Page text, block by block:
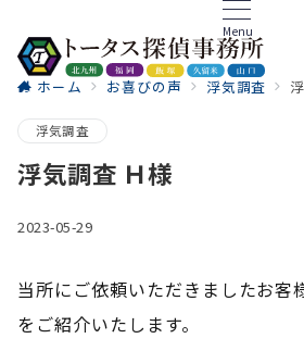
Menu
ホーム お喜びの声 浮気調査
浮気調査
浮気調査 Ｈ様
2023-05-29
当所にご依頼いただきましたお客
をご紹介いたします。